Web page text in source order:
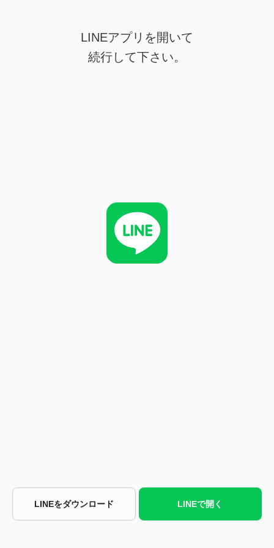
LINEアプリを開いて
続行して下さい。
LINEをダウンロード LINEで開く